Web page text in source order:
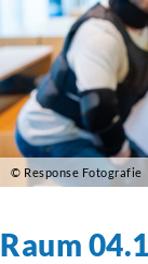
© Response Fotografie
Raum